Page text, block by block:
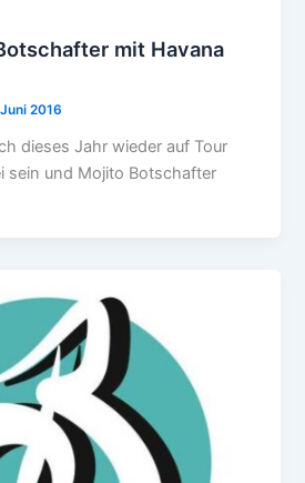
mit Havana
2016
dieses Jahr wieder auf Tour
sein und Mojito Botschafter